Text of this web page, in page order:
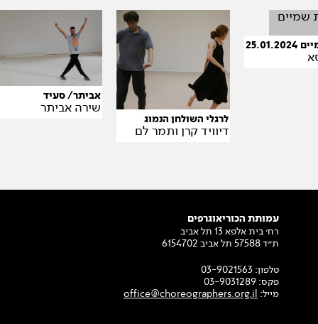
לרגלי השולחן הנמוג
דיוויד קרן ותמר לם
אביתר/ סעיד
שירה אביתר
עמותת הכוריאוגרפים
רח׳ בית אלפא 13 תל אביב
ת״ד 57588 תל אביב 6154702
טלפון: 03-9021563
פקס: 03-9031289
מייל: office@choreographers.org.il